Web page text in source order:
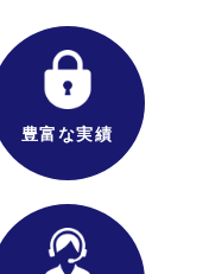
豊富な実績